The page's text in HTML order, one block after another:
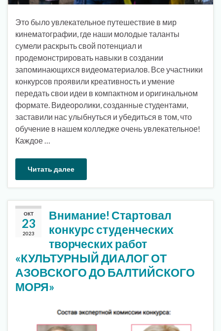
Это было увлекательное путешествие в мир
кинематографии, где наши молодые таланты
сумели раскрыть свой потенциал и
продемонстрировать навыки в создании
запоминающихся видеоматериалов. Все участники
конкурсов проявили креативность и умение
передать свои идеи в компактном и оригинальном
формате. Видеоролики, созданные студентами,
заставили нас улыбнуться и убедиться в том, что
обучение в нашем колледже очень увлекательное!
Каждое …
Читать далее
ОКТ
23
2023
Внимание! Стартовал
конкурс студенческих
творческих работ
«КУЛЬТУРНЫЙ ДИАЛОГ ОТ
АЗОВСКОГО ДО БАЛТИЙСКОГО
МОРЯ»